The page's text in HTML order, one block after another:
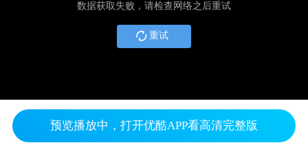
数据获取失败，请检查网络之后重试
重试
预览播放中，打开优酷APP看高清完整版